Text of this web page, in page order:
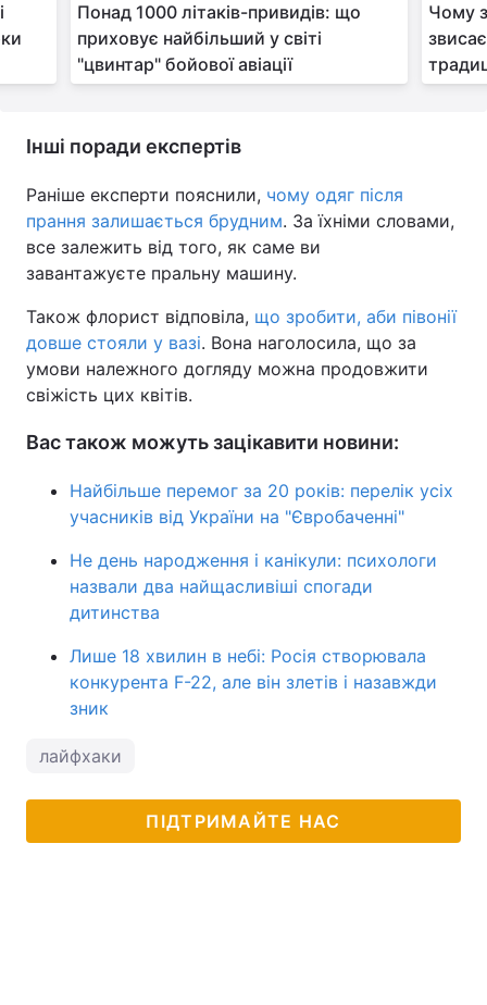
Понад 1000 літаків-привидів: що
приховує найбільший у світі
"цвинтар" бойової авіації
Чому
Інші поради експертів
Раніше експерти пояснили, чому одяг після
прання залишається брудним. За їхніми словами,
все залежить від того, як саме ви
завантажуєте пральну машину.
Також флорист відповіла, що зробити, аби півонії
довше стояли у вазі. Вона наголосила, що за
умови належного догляду можна продовжити
свіжість цих квітів.
Вас також можуть зацікавити новини:
Найбільше перемог за 20 років: перелік усіх
учасників від України на "Євробаченні"
Не день народження і канікули: психологи
назвали два найщасливіші спогади
дитинства
Лише 18 хвилин в небі: Росія створювала
конкурента F-22, але він злетів і назавжди
зник
лайфхаки
ПІДТРИМАЙТЕ НАС